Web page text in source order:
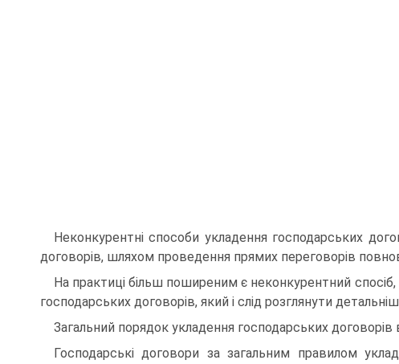
Неконкурентні способи укладення господарських
договорів, шляхом проведення прямих переговорів
На практиці більш поширеним є неконкурентний
госпо­дарських договорів, який і слід розглянути
Загальний порядок укладення господарських договорів
Господарські договори за загальним правилом